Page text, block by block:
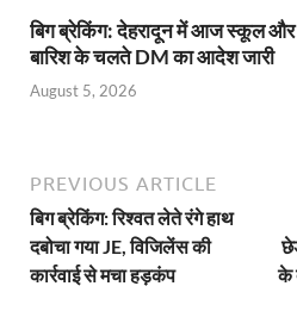
बिग ब्रेकिंग: देहरादून में आज स्कूल और
बारिश के चलते DM का आदेश जारी
August 5, 2026
PREVIOUS ARTICLE
बिग ब्रेकिंग: रिश्वत लेते रंगे हाथ
दबोचा गया JE, विजिलेंस की
कार्रवाई से मचा हड़कंप
के